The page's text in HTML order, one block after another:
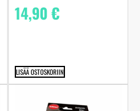
14,90€
LISÄÄ OSTOSKORIIN